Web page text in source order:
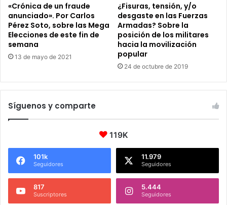
«Crónica de un fraude
anunciado». Por Carlos
Pérez Soto, sobre las Mega
Elecciones de este fin de
semana
13 de mayo de 2021
¿Fisuras, tensión, y/o
desgaste en las Fuerzas
Armadas? Sobre la
posición de los militares
hacia la movilización
popular
24 de octubre de 2019
Síguenos y comparte
119K
101k
Seguidores
11.979
Seguidores
817
Suscriptores
5.444
Seguidores